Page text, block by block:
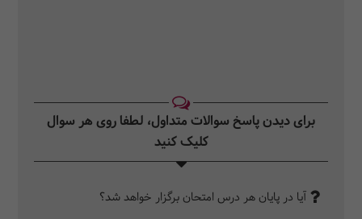
برای دیدن پاسخ سوالات متداول، لطفا روی هر سوال
کلیک کنید‎
آیا در پایان هر درس امتحان برگزار خواهد شد؟